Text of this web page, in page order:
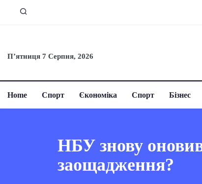
П’ятниця 7 Серпня, 2026
Home Спорт Єкономіка Спорт Бізнес
НБУ знову
заощадження?